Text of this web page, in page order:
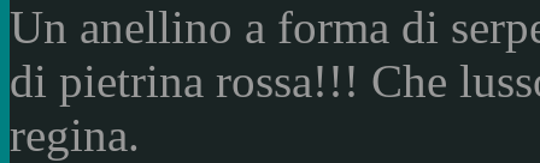
Un anellino a forma di
di pietrina rossa!!! Che
regina.